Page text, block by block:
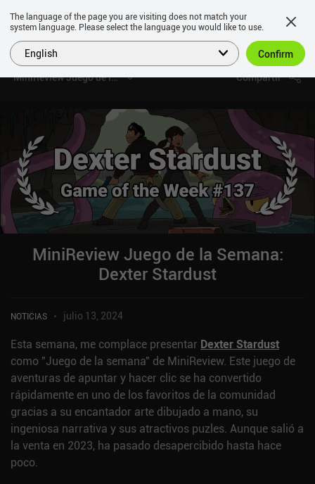
MiniReview Juego de la Semana: Dexter Stardust Compartir
MiniReview Juego de la Semana:
Dexter Stardust
NOTICIAS julio 13, 2024
Esta semana, me complace presentar Dexter Stardust
como "Juego de la semana" de MiniReview. Este juego de
aventuras de apuntar y hacer clic se ha convertido
rápidamente en uno de los favoritos de la comunidad
gracias a su encantador arte dibujado a mano, su
ingeniosa narrativa y sus atractivos puzles. Aunque salió a
la venta en 2023, ha pasado desapercibido hasta hace
poco.
The language of the page you are visiting does not match your
system language. Please select the language you would like to use.
English Confirm